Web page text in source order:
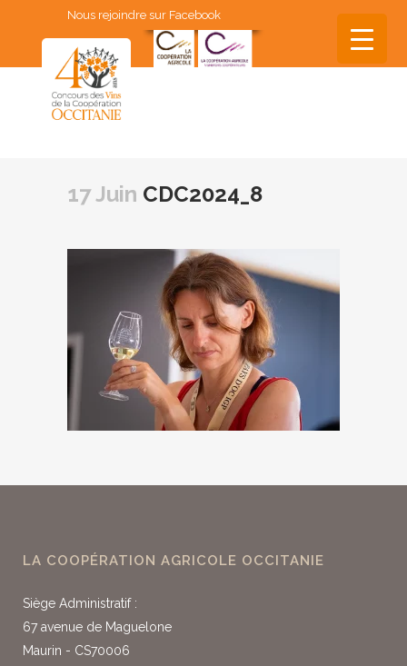
Nous rejoindre sur Facebook
17 Juin CDC2024_8
LA COOPÉRATION AGRICOLE OCCITANIE
Siège Administratif :
67 avenue de Maguelone
Maurin - CS70006